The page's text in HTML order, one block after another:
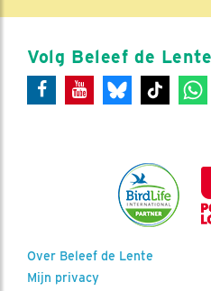
Volg Beleef de Lente
Over Beleef de Lente
Mijn privacy